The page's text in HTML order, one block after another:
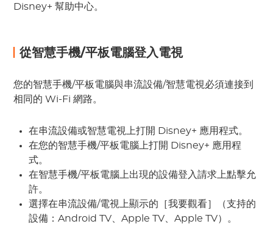
Disney+ 幫助中心。
從智慧手機/平板電腦登入電視
您的智慧手機/平板電腦與串流設備/智慧電視必須連接到
相同的 Wi-Fi 網路。
在串流設備或智慧電視上打開 Disney+ 應用程式。
在您的智慧手機/平板電腦上打開 Disney+ 應用程
式。
在智慧手機/平板電腦上出現的設備登入請求上點擊允
許。
選擇在串流設備/電視上顯示的［我要觀看］（支持的
設備：Android TV、Apple TV、Apple TV）。